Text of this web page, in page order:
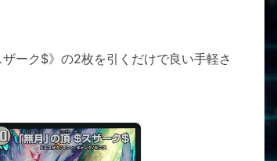
ーク$》の2枚を引くだけで良い手軽さ